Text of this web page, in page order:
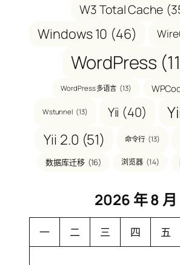
W3 Total Cache
Windows 10 (46)
WordPress
WordPress 多语言 (13)
Wstunnel (13) Yii (40)
Yii 2.0 (51) 命令行 (13)
数据库迁移 (16) 浏览器 (14)
2026 年 8 月
一 二 三 四 五